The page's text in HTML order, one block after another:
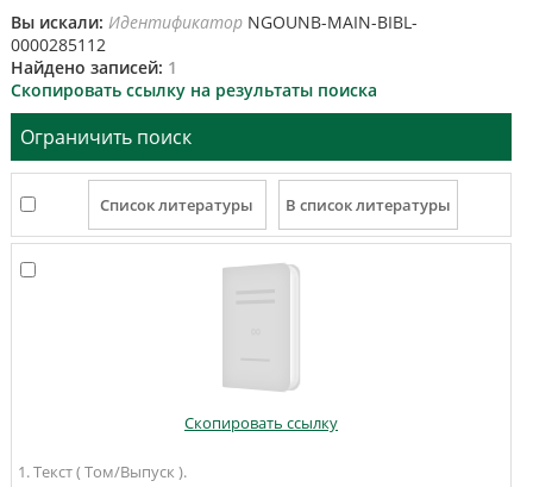
Вы искали: ИдентификаторNGOUNB-MAIN-BIBL-
0000285112
Найдено записей: 1
Скопировать ссылку на результаты поиска
Ограничить поиск
Скопировать ссылку
1. Текст ( Том/Выпуск ).